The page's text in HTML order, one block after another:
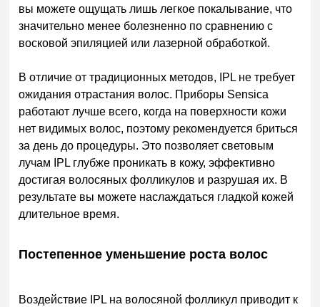
вы можете ощущать лишь легкое покалывание, что
значительно менее болезненно по сравнению с
восковой эпиляцией или лазерной обработкой.
В отличие от традиционных методов, IPL не требует
ожидания отрастания волос. Приборы Sensica
работают лучше всего, когда на поверхности кожи
нет видимых волос, поэтому рекомендуется бриться
за день до процедуры. Это позволяет световым
лучам IPL глубже проникать в кожу, эффективно
достигая волосяных фолликулов и разрушая их. В
результате вы можете наслаждаться гладкой кожей
длительное время.
Постепенное уменьшение роста волос
Воздействие IPL на волосяной фолликул приводит к